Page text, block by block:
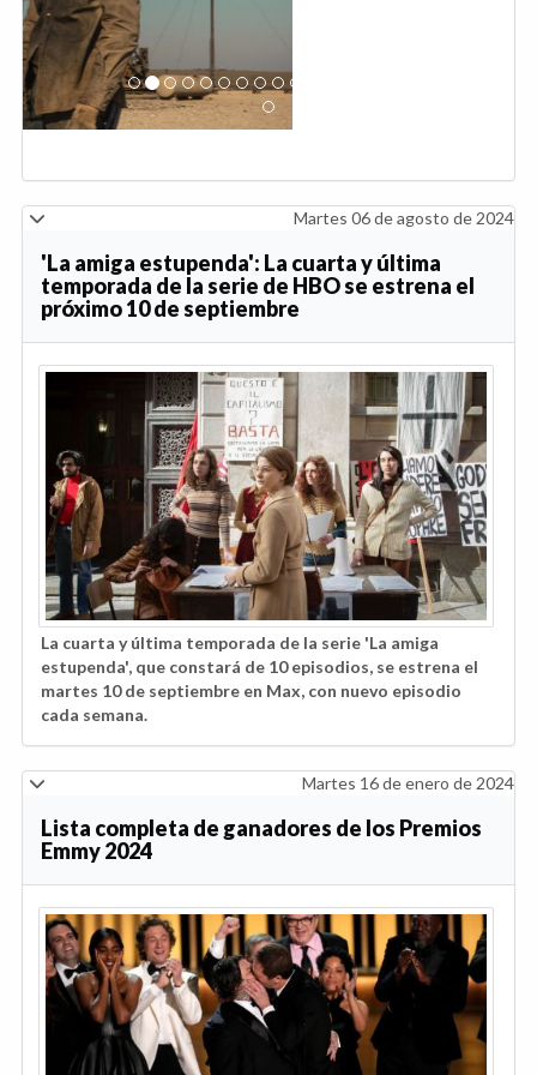
Martes 06 de agosto de 2024
'La amiga estupenda': La cuarta y última
temporada de la serie de HBO se estrena el
próximo 10 de septiembre
La cuarta y última temporada de la serie 'La amiga
estupenda', que constará de 10 episodios, se estrena el
martes 10 de septiembre en Max, con nuevo episodio
cada semana.
Martes 16 de enero de 2024
Lista completa de ganadores de los Premios
Emmy 2024